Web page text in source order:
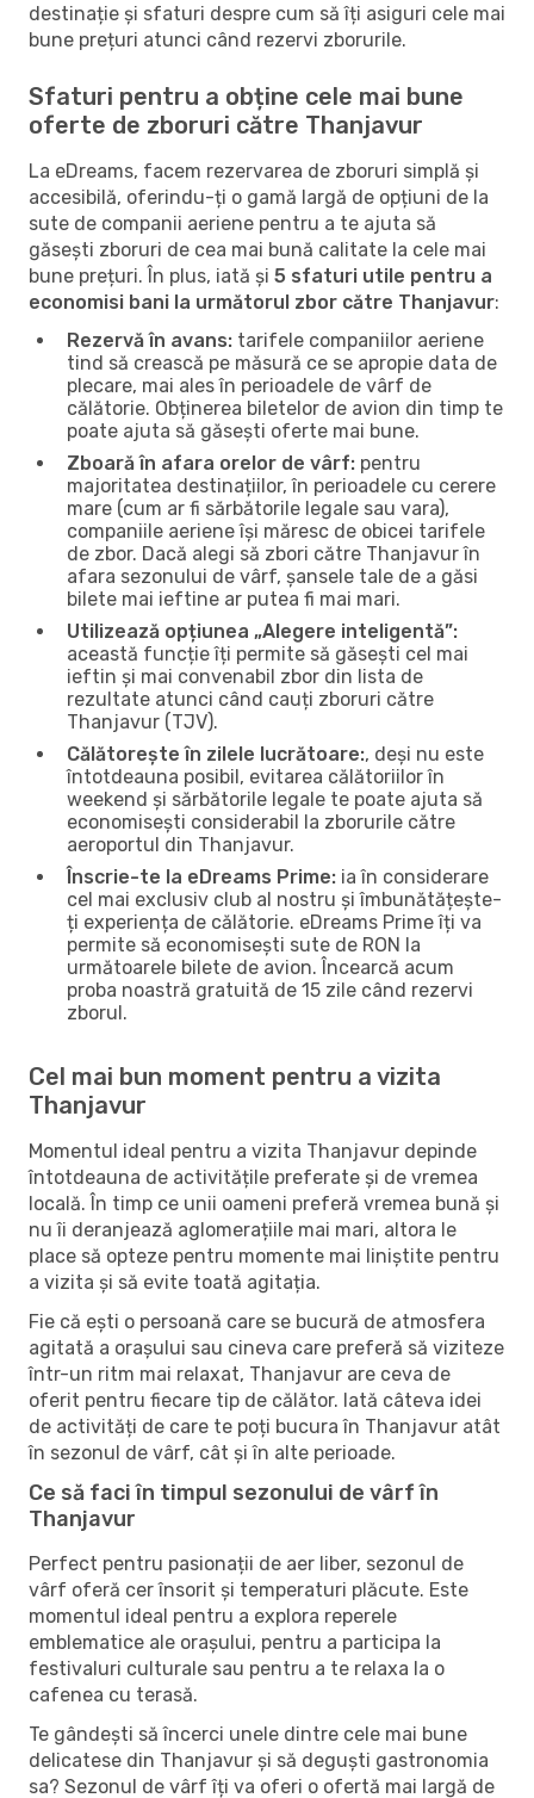
destinație și sfaturi despre cum să îți asiguri cele mai
bune prețuri atunci când rezervi zborurile.
Sfaturi pentru a obține cele mai bune
oferte de zboruri către Thanjavur
La eDreams, facem rezervarea de zboruri simplă și
accesibilă, oferindu-ți o gamă largă de opțiuni de la
sute de companii aeriene pentru a te ajuta să
găsești zboruri de cea mai bună calitate la cele mai
bune prețuri. În plus, iată și 5 sfaturi utile pentru a
economisi bani la următorul zbor către Thanjavur:
Rezervă în avans: tarifele companiilor aeriene
tind să crească pe măsură ce se apropie data de
plecare, mai ales în perioadele de vârf de
călătorie. Obținerea biletelor de avion din timp te
poate ajuta să găsești oferte mai bune.
Zboară în afara orelor de vârf: pentru
majoritatea destinațiilor, în perioadele cu cerere
mare (cum ar fi sărbătorile legale sau vara),
companiile aeriene își măresc de obicei tarifele
de zbor. Dacă alegi să zbori către Thanjavur în
afara sezonului de vârf, șansele tale de a găsi
bilete mai ieftine ar putea fi mai mari.
Utilizează opțiunea „Alegere inteligentă”:
această funcție îți permite să găsești cel mai
ieftin și mai convenabil zbor din lista de
rezultate atunci când cauți zboruri către
Thanjavur (TJV).
Călătorește în zilele lucrătoare:, deși nu este
întotdeauna posibil, evitarea călătoriilor în
weekend și sărbătorile legale te poate ajuta să
economisești considerabil la zborurile către
aeroportul din Thanjavur.
Înscrie-te la eDreams Prime: ia în considerare
cel mai exclusiv club al nostru și îmbunătățește-
ți experiența de călătorie. eDreams Prime îți va
permite să economisești sute de RON la
următoarele bilete de avion. Încearcă acum
proba noastră gratuită de 15 zile când rezervi
zborul.
Cel mai bun moment pentru a vizita
Thanjavur
Momentul ideal pentru a vizita Thanjavur depinde
întotdeauna de activitățile preferate și de vremea
locală. În timp ce unii oameni preferă vremea bună și
nu îi deranjează aglomerațiile mai mari, altora le
place să opteze pentru momente mai liniștite pentru
a vizita și să evite toată agitația.
Fie că ești o persoană care se bucură de atmosfera
agitată a orașului sau cineva care preferă să viziteze
într-un ritm mai relaxat, Thanjavur are ceva de
oferit pentru fiecare tip de călător. Iată câteva idei
de activități de care te poți bucura în Thanjavur atât
în ​​sezonul de vârf, cât și în alte perioade.
Ce să faci în timpul sezonului de vârf în
Thanjavur
Perfect pentru pasionații de aer liber, sezonul de
vârf oferă cer însorit și temperaturi plăcute. Este
momentul ideal pentru a explora reperele
emblematice ale orașului, pentru a participa la
festivaluri culturale sau pentru a te relaxa la o
cafenea cu terasă.
Te gândești să încerci unele dintre cele mai bune
delicatese din Thanjavur și să deguști gastronomia
sa? Sezonul de vârf îți va oferi o ofertă mai largă de